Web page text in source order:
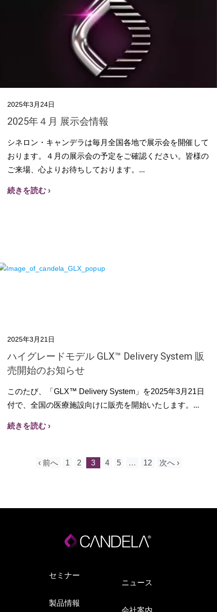
2025年４月 展示会情報
2025年3月24日
シネロン・キャンデラは毎月全国各地で展示会を開催して
おります。４月の展示会の予定をご確認ください。皆様の
ご来場、心よりお待ちしております。
続きを読む ›
ハイグレードモデル GLX™ Delivery System 販
売開始のお知らせ
2025年3月21日
このたび、「GLX™ Delivery System」を2025年3月21日
付で、全国の医療施設向けに販売を開始いたします。
続きを読む ›
‹ 前へ 1 2 3 4 5 … 12 次へ ›
セミナー
製品情報
ニュース
会社案内